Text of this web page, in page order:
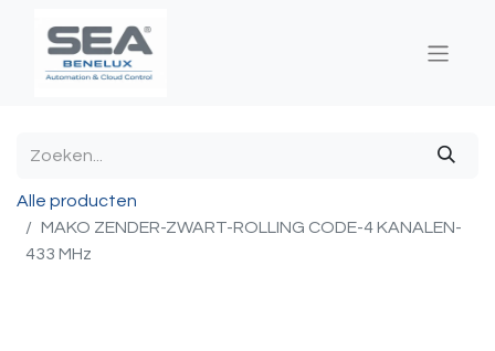
Alle producten
MAKO ZENDER-ZWART-ROLLING CODE-4 KANALEN-
433 MHz